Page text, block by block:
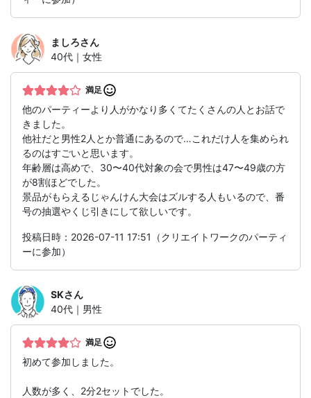
ましろさん
40代｜女性
満足
他のパーティーより人がかなり多くてたくさんの人とお話で
きました。
他社だと男性2人とか普通にあるので…これだけ人を集められ
るのはすごいと思います。
年齢層は高めで、30〜40代対象の会で男性は47〜49歳の方
が8割ほどでした。
景品がもらえるじゃんけん大会はズルする人もいるので、番
号の抽選やくじ引きにして欲しいです。
投稿日時：2026-07-11 17:51（クリエイトワークのパーティ
ーに参加）
SKさん
40代｜男性
満足
初めて参加しました。
人数が多く、2分2セットでした。